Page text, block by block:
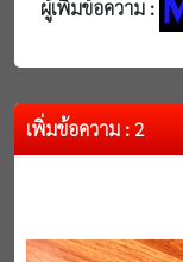
ผู้เพิ่มข้อความ :
เพิ่มข้อความ : 2